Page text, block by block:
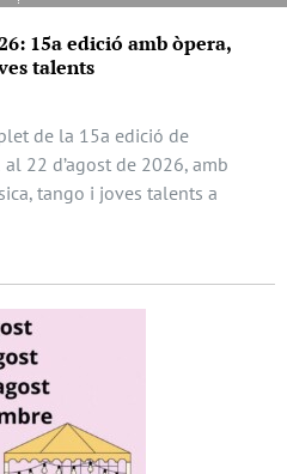
15a edició amb òpera,
talents
de la 15a edició de
22 d’agost de 2026, amb
tango i joves talents a